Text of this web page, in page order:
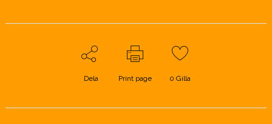
Dela Print page 0 Gilla